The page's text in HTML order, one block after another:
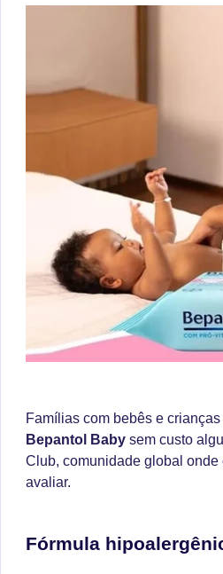
Famílias com bebês e
Bepantol Baby sem custo
Club, comunidade global
avaliar.
Fórmula